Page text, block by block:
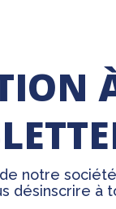
notre
désinscrire à